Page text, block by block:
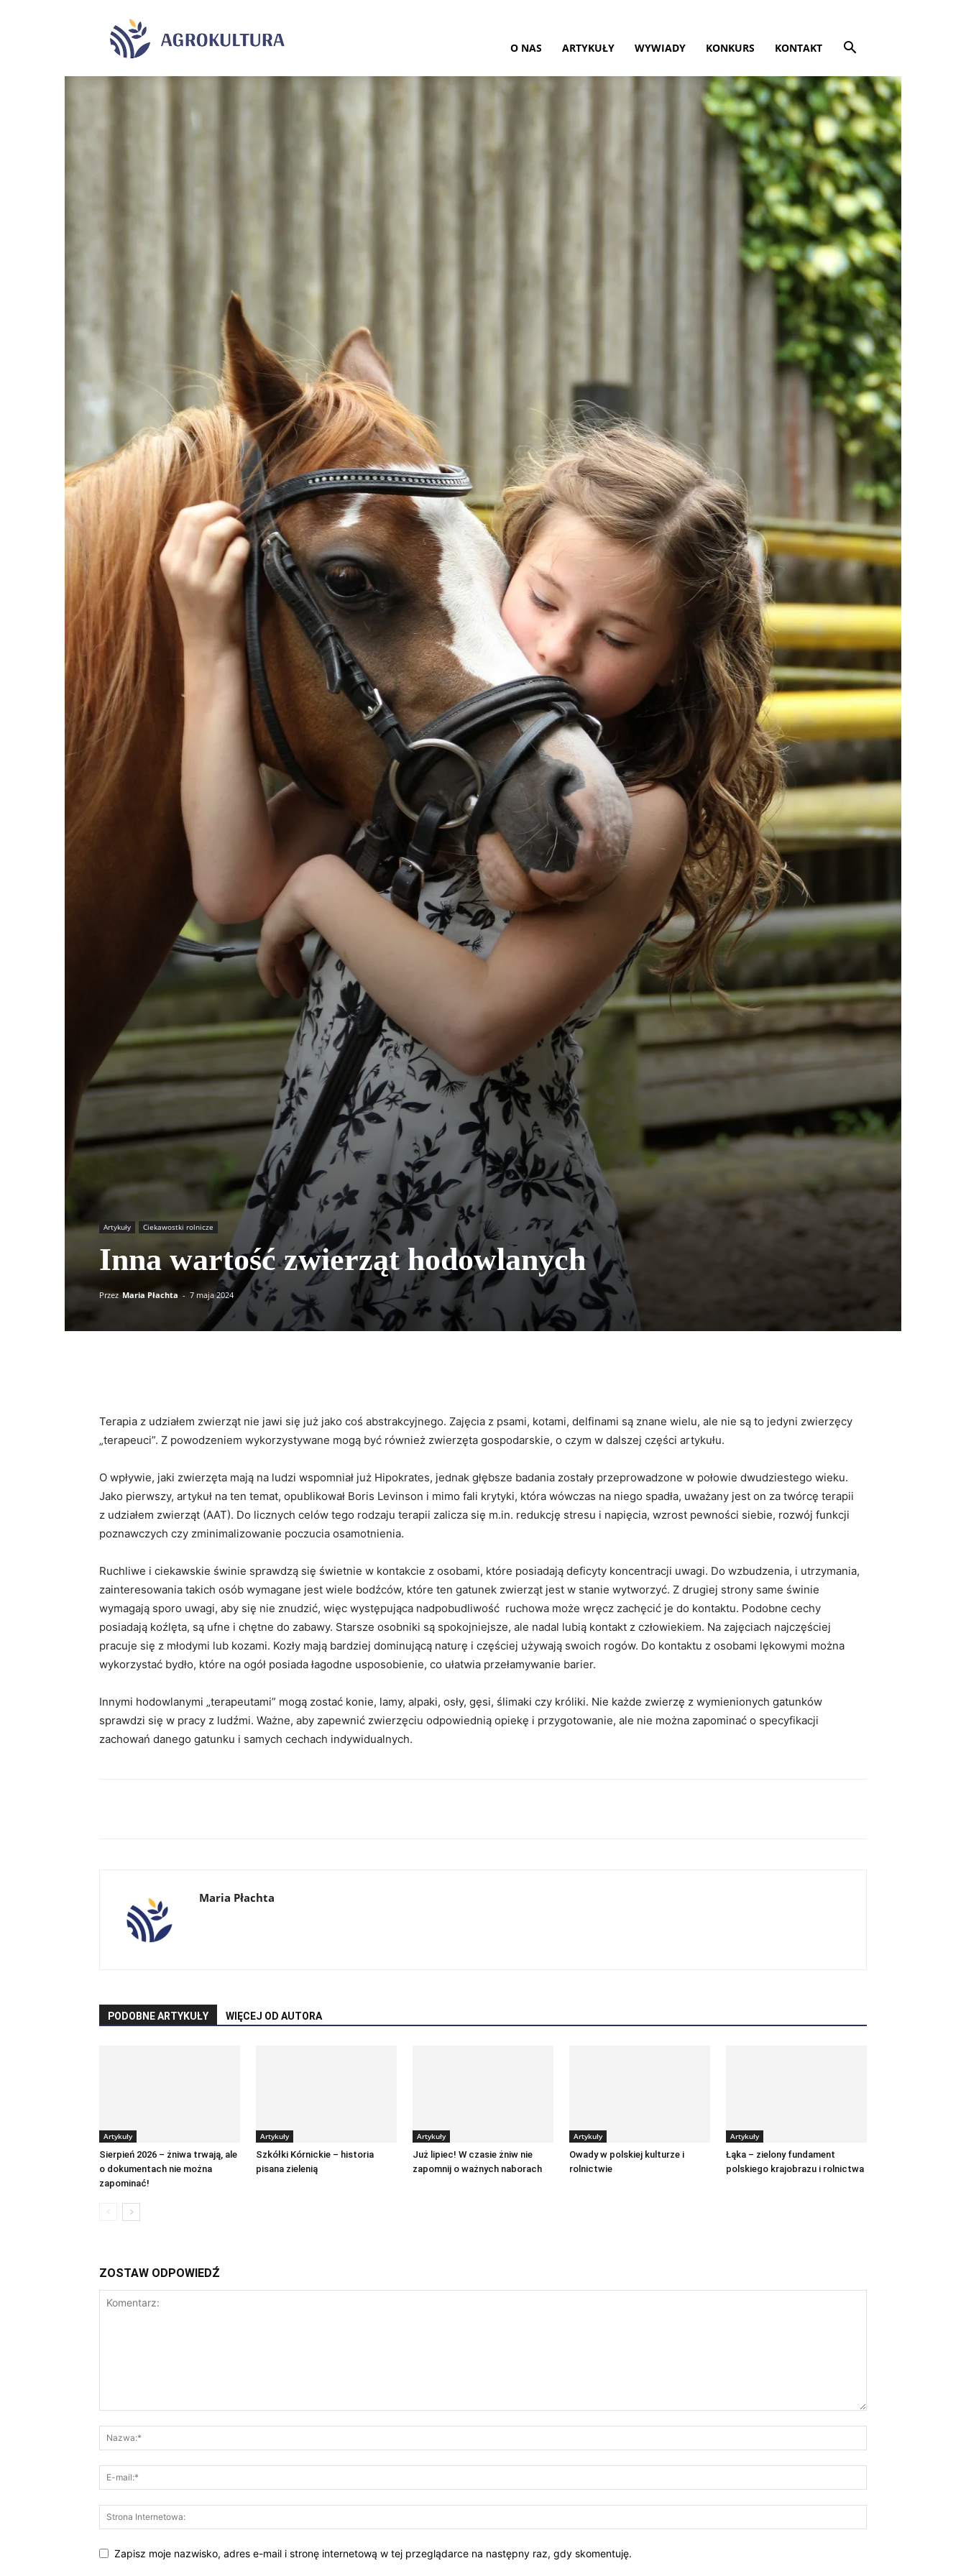
O NAS ARTYKUŁY WYWIADY KONKURS KONTAKT
Artykuły Ciekawostki rolnicze
Inna wartość zwierząt hodowlanych
Przez Maria Płachta - 7 maja 2024
Terapia z udziałem zwierząt nie jawi się już jako coś abstrakcyjnego. Zajęcia z psami, kotami, delfinami są znane wielu, ale nie są to jedyni zwierzęcy
„terapeuci”. Z powodzeniem wykorzystywane mogą być również zwierzęta gospodarskie, o czym w dalszej części artykułu.
O wpływie, jaki zwierzęta mają na ludzi wspomniał już Hipokrates, jednak głębsze badania zostały przeprowadzone w połowie dwudziestego wieku.
Jako pierwszy, artykuł na ten temat, opublikował Boris Levinson i mimo fali krytyki, która wówczas na niego spadła, uważany jest on za twórcę terapii
z udziałem zwierząt (AAT). Do licznych celów tego rodzaju terapii zalicza się m.in. redukcję stresu i napięcia, wzrost pewności siebie, rozwój funkcji
poznawczych czy zminimalizowanie poczucia osamotnienia.
Ruchliwe i ciekawskie świnie sprawdzą się świetnie w kontakcie z osobami, które posiadają deficyty koncentracji uwagi. Do wzbudzenia, i utrzymania,
zainteresowania takich osób wymagane jest wiele bodźców, które ten gatunek zwierząt jest w stanie wytworzyć. Z drugiej strony same świnie
wymagają sporo uwagi, aby się nie znudzić, więc występująca nadpobudliwość ruchowa może wręcz zachęcić je do kontaktu. Podobne cechy
posiadają koźlęta, są ufne i chętne do zabawy. Starsze osobniki są spokojniejsze, ale nadal lubią kontakt z człowiekiem. Na zajęciach najczęściej
pracuje się z młodymi lub kozami. Kozły mają bardziej dominującą naturę i częściej używają swoich rogów. Do kontaktu z osobami lękowymi można
wykorzystać bydło, które na ogół posiada łagodne usposobienie, co ułatwia przełamywanie barier.
Innymi hodowlanymi „terapeutami” mogą zostać konie, lamy, alpaki, osły, gęsi, ślimaki czy króliki. Nie każde zwierzę z wymienionych gatunków
sprawdzi się w pracy z ludźmi. Ważne, aby zapewnić zwierzęciu odpowiednią opiekę i przygotowanie, ale nie można zapominać o specyfikacji
zachowań danego gatunku i samych cechach indywidualnych.
Maria Płachta
PODOBNE ARTYKUŁY WIĘCEJ OD AUTORA
Artykuły
Sierpień 2026 – żniwa trwają, ale
o dokumentach nie można
zapominać!
Artykuły
Szkółki Kórnickie – historia
pisana zielenią
Artykuły
Już lipiec! W czasie żniw nie
zapomnij o ważnych naborach
Artykuły
Owady w polskiej kulturze i
rolnictwie
Artykuły
Łąka – zielony fundament
polskiego krajobrazu i rolnictwa
ZOSTAW ODPOWIEDŹ
Zapisz moje nazwisko, adres e-mail i stronę internetową w tej przeglądarce na następny raz, gdy skomentuję.